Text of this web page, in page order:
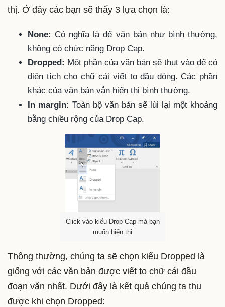
thị. Ở đây các bạn sẽ thấy 3 lựa chọn là:
None: Có nghĩa là để văn bản như bình thường,
không có chức năng Drop Cap.
Dropped: Một phần của văn bản sẽ thụt vào để có
diện tích cho chữ cái viết to đầu dòng. Các phần
khác của văn bản vẫn hiển thị bình thường.
In margin: Toàn bộ văn bản sẽ lùi lại một khoảng
bằng chiều rộng của Drop Cap.
Click vào kiểu Drop Cap mà bạn
muốn hiển thị
Thông thường, chúng ta sẽ chọn kiểu Dropped là
giống với các văn bản được viết to chữ cái đầu
đoạn văn nhất. Dưới đây là kết quả chúng ta thu
được khi chọn Dropped: